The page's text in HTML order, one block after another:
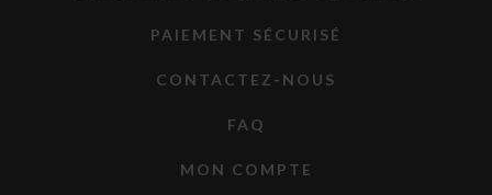
PAIEMENT SÉCURISÉ
CONTACTEZ-NOUS
FAQ
MON COMPTE